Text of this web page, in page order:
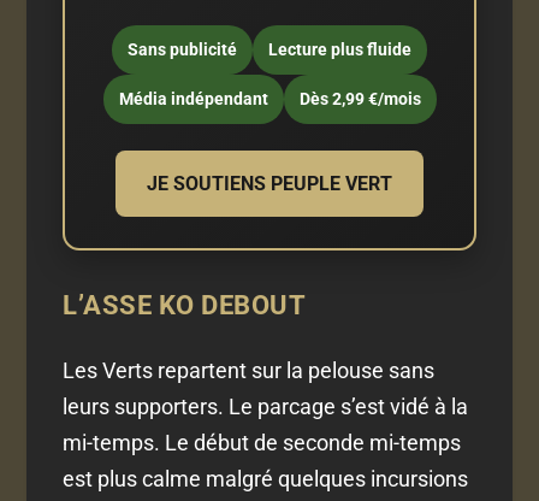
Sans publicité Lecture plus fluide
Média indépendant Dès 2,99 €/mois
JE SOUTIENS PEUPLE VERT
L’ASSE KO DEBOUT
Les Verts repartent sur la pelouse sans
leurs supporters. Le parcage s’est vidé à la
mi-temps. Le début de seconde mi-temps
est plus calme malgré quelques incursions